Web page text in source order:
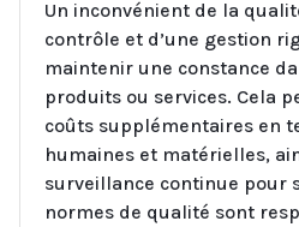
Un inconvénient de la
contrôle et d’une gestion
maintenir une constance
produits ou services. Cela
coûts supplémentaires en
humaines et matérielles,
surveillance continue pour
normes de qualité sont